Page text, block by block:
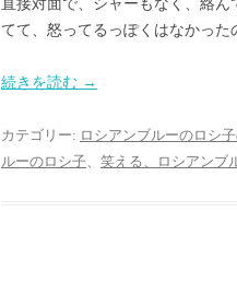
直接対面で、シャーもなく、絡ん
てて、怒ってるっぽくはなかっ
続きを読む →
カテゴリー: ロシアンブルーのロシ
ルーのロシ子
笑える、ロシアンブ